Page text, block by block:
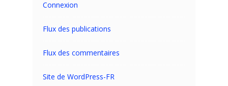
Connexion
Flux des publications
Flux des commentaires
Site de WordPress-FR